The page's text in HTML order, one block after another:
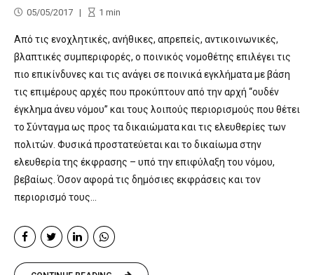
05/05/2017 1 min
Από τις ενοχλητικές, ανήθικες, απρεπείς, αντικοινωνικές,
βλαπτικές συμπεριφορές, ο ποινικός νομοθέτης επιλέγει τις
πιο επικίνδυνες και τις ανάγει σε ποινικά εγκλήματα με βάση
τις επιμέρους αρχές που προκύπτουν από την αρχή “ουδέν
έγκλημα άνευ νόμου” και τους λοιπούς περιορισμούς που θέτει
το Σύνταγμα ως προς τα δικαιώματα και τις ελευθερίες των
πολιτών. Φυσικά προστατεύεται και το δικαίωμα στην
ελευθερία της έκφρασης – υπό την επιφύλαξη του νόμου,
βεβαίως. Όσον αφορά τις δημόσιες εκφράσεις και τον
περιορισμό τους...